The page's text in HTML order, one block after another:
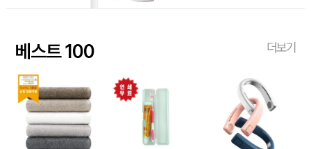
베스트 100 더보기